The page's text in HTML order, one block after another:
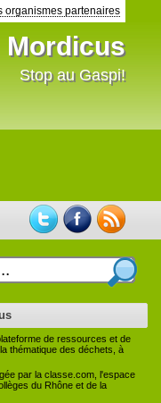
organismes partenaires
Mordicus
Stop au Gaspi!
de ressources et de
thématique des déchets, à
par la classe.com, l'espace
du Rhône et de la